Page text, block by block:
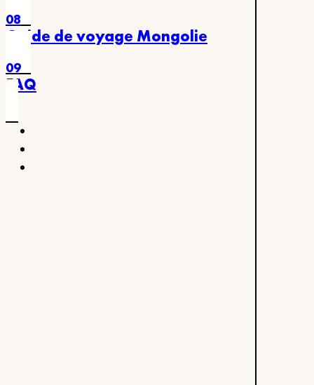
08
Guide de voyage Mongolie
09
FAQ